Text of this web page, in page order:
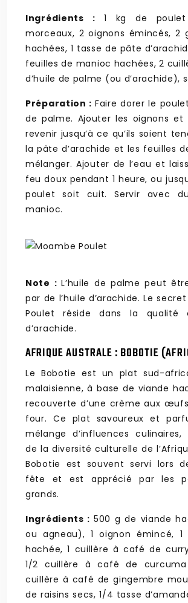
Ingrédients : 1 kg de
morceaux, 2 oignons émincés, 2
hachées, 1 tasse de pâte
feuilles de manioc hachées, 2
d’huile de palme (ou d’arachide),
Préparation : Faire dorer le
de palme. Ajouter les oignons et
revenir jusqu’à ce qu’ils soient
la pâte d’arachide et les feuilles
mélanger. Ajouter de l’eau et
feu doux pendant 1 heure, ou
poulet soit cuit. Servir avec
manioc.
Note :L’huile de palme peut
par de l’huile d’arachide. Le
Poulet réside dans la
d’arachide.
AFRIQUE AUSTRALE : BOBOTIE
Le Bobotie est un plat sud-
malaisienne, à base de viande
recouverte d’une crème aux
four. Ce plat savoureux et
mélange d’influences
de la diversité culturelle de
Bobotie est souvent servi lors
fête et est apprécié par les
grands.
Ingrédients : 500 g de viande
ou agneau), 1 oignon émincé, 1
hachée, 1 cuillère à café de
1/2 cuillère à café de
cuillère à café de gingembre
de raisins secs, 1/4 tasse